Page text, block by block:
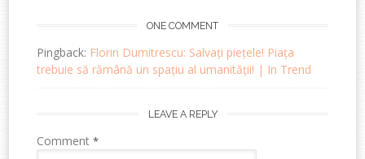
ONE COMMENT
Pingback: Florin Dumitrescu: Salvați piețele! Piața
trebuie să rămână un spațiu al umanității! | In Trend
LEAVE A REPLY
Comment*